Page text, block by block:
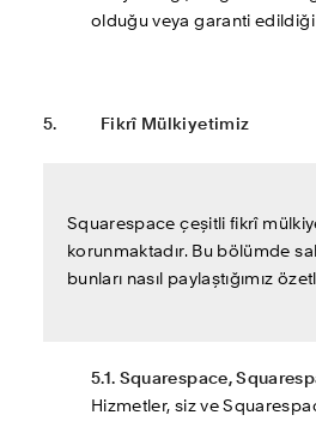
olduğu veya garanti edildiği
5.     	Fikrî Mülkiyetimiz
Squarespace çeşitli fikrî
korunmaktadır. Bu bölümde
bunları nasıl paylaştığımız
5.1. Squarespace,
Hizmetler, siz ve